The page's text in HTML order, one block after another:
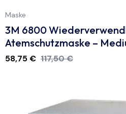
Maske
3M 6800
Atemschutzmaske –
58,75€ 117,50€